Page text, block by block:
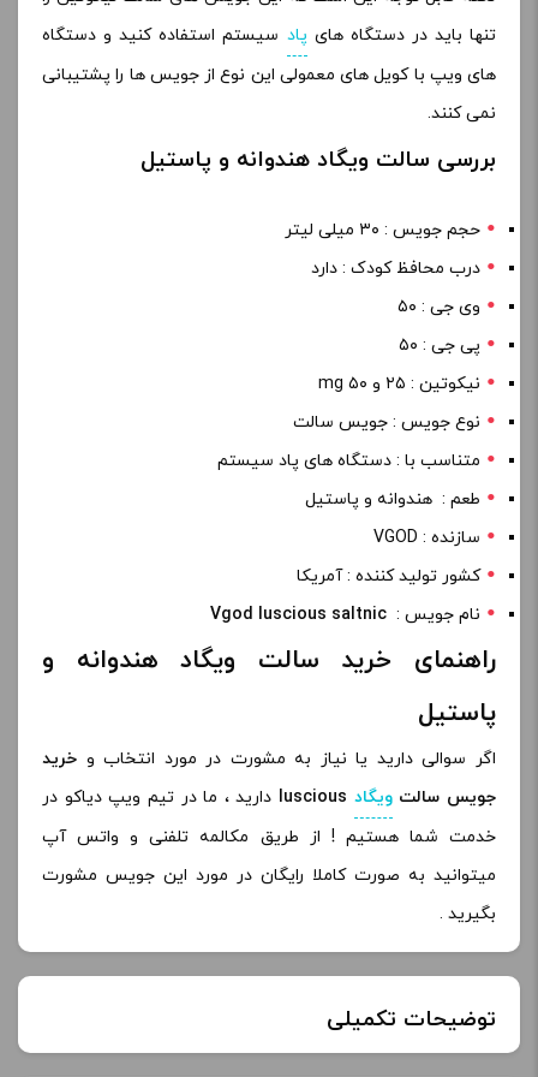
تنها باید در دستگاه های پاد سیستم استفاده کنید و دستگاه
های ویپ با کویل های معمولی این نوع از جویس ها را پشتیبانی
نمی کنند.
بررسی سالت ویگاد هندوانه و پاستیل
حجم جویس : ۳۰ میلی لیتر
درب محافظ کودک : دارد
وی جی : ۵۰
پی جی : ۵۰
نیکوتین : ۲۵ و ۵۰ mg
نوع جویس : جویس سالت
متناسب با : دستگاه های پاد سیستم
طعم : هندوانه و پاستیل
سازنده : VGOD
کشور تولید کننده : آمریکا
نام جویس :
راهنمای خرید سالت ویگاد هندوانه و
پاستیل
اگر سوالی دارید یا نیاز به مشورت در مورد انتخاب و خرید
جویس سالتویگاد
دارید ، ما در تیم ویپ دیاکو در
خدمت شما هستیم ! از طریق مکالمه تلفنی و واتس آپ
میتوانید به صورت کاملا رایگان در مورد این جویس مشورت
بگیرید .
توضیحات تکمیلی